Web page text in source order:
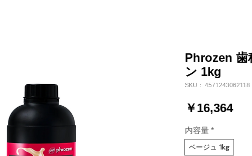
Phrozen 歯
ン 1kg
SKU： 4571243062118
￥16,364価
内容量 *
ベージュ 1kg